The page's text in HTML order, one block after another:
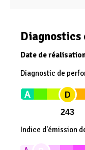
Diagnostics
Date de
Diagnostic de
D
243
Indice d'émission